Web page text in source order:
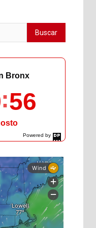
Powered by
DaysPedia.com
Bronx
57